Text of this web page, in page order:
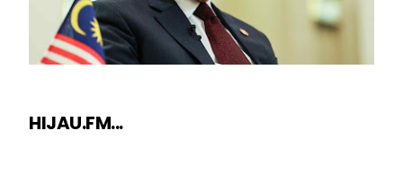
HIJAU.FM...